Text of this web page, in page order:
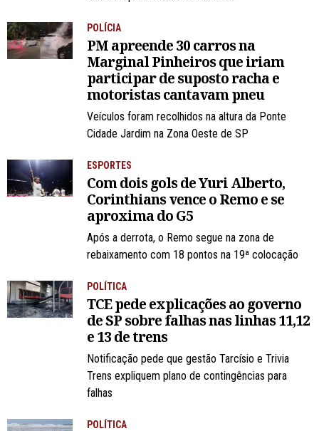
POLÍCIA
PM apreende 30 carros na
Marginal Pinheiros que iriam
participar de suposto racha e
motoristas cantavam pneu
Veículos foram recolhidos na altura da Ponte
Cidade Jardim na Zona Oeste de SP
ESPORTES
Com dois gols de Yuri Alberto,
Corinthians vence o Remo e se
aproxima do G5
Após a derrota, o Remo segue na zona de
rebaixamento com 18 pontos na 19ª colocação
POLÍTICA
TCE pede explicações ao governo
de SP sobre falhas nas linhas 11,12
e 13 de trens
Notificação pede que gestão Tarcísio e Trivia
Trens expliquem plano de contingências para
falhas
POLÍTICA